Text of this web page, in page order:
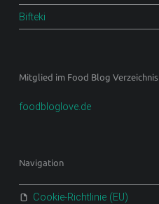
Bifteki
Mitglied im Food Blog Verzeichnis
foodbloglove.de
Navigation
Cookie-Richtlinie (EU)